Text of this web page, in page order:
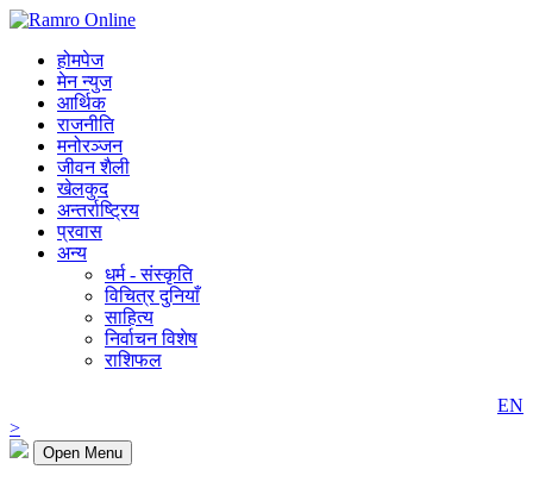
होमपेज
मेन न्युज
आर्थिक
राजनीति
मनोरञ्जन
जीवन शैली
खेलकुद
अन्तर्राष्ट्रिय
प्रवास
अन्य
धर्म - संस्कृति
विचित्र दुनियाँ
साहित्य
निर्वाचन विशेष
राशिफल
EN
>
Open Menu